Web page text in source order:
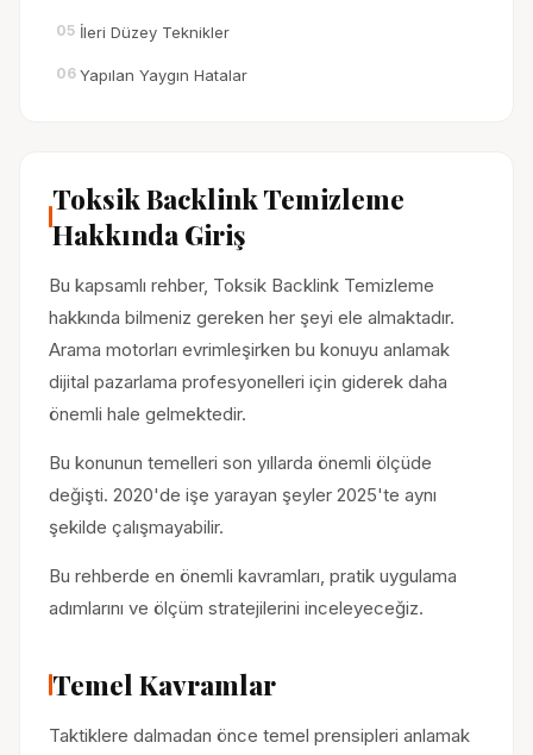
05 İleri Düzey Teknikler
06 Yapılan Yaygın Hatalar
Toksik Backlink Temizleme
Hakkında Giriş
Bu kapsamlı rehber, Toksik Backlink Temizleme
hakkında bilmeniz gereken her şeyi ele almaktadır.
Arama motorları evrimleşirken bu konuyu anlamak
dijital pazarlama profesyonelleri için giderek daha
önemli hale gelmektedir.
Bu konunun temelleri son yıllarda önemli ölçüde
değişti. 2020'de işe yarayan şeyler 2025'te aynı
şekilde çalışmayabilir.
Bu rehberde en önemli kavramları, pratik uygulama
adımlarını ve ölçüm stratejilerini inceleyeceğiz.
Temel Kavramlar
Taktiklere dalmadan önce temel prensipleri anlamak